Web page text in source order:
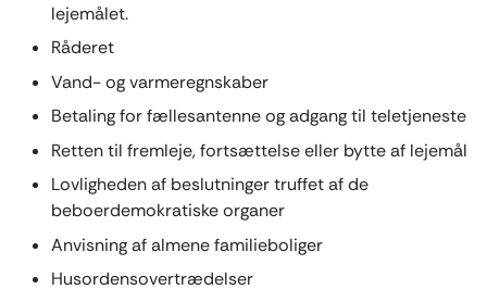
lejemålet.
Råderet
Vand- og varmeregnskaber
Betaling for fællesantenne og adgang til teletjeneste
Retten til fremleje, fortsættelse eller bytte af lejemål
Lovligheden af beslutninger truffet af de
beboerdemokratiske organer
Anvisning af almene familieboliger
Husordensovertrædelser